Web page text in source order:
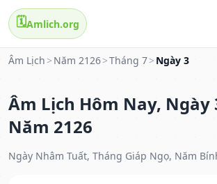
🗓️Amlich.org
Âm Lịch > Năm 2126>Tháng 7> Ngày 3
Âm Lịch Hôm Nay, Ngày
Năm 2126
Ngày Nhâm Tuất, Tháng Giáp Ngọ, Năm